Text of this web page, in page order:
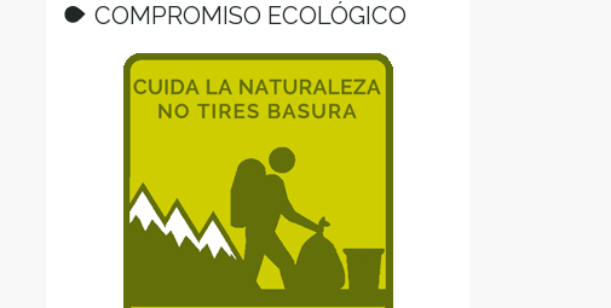
COMPROMISO ECOLÓGICO